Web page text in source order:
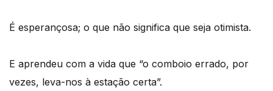
É esperançosa; o que não significa que seja otimista.
E aprendeu com a vida que “o comboio errado, por
vezes, leva-nos à estação certa”.